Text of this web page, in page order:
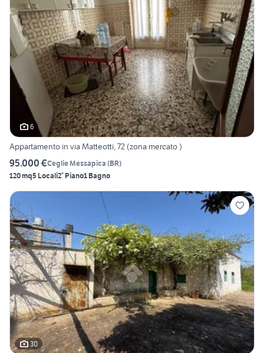
6
Appartamento in via Matteotti, 72 (zona mercato )
95.000 €Ceglie Messapica (BR)
120 mq5 Locali2° Piano1 Bagno
30